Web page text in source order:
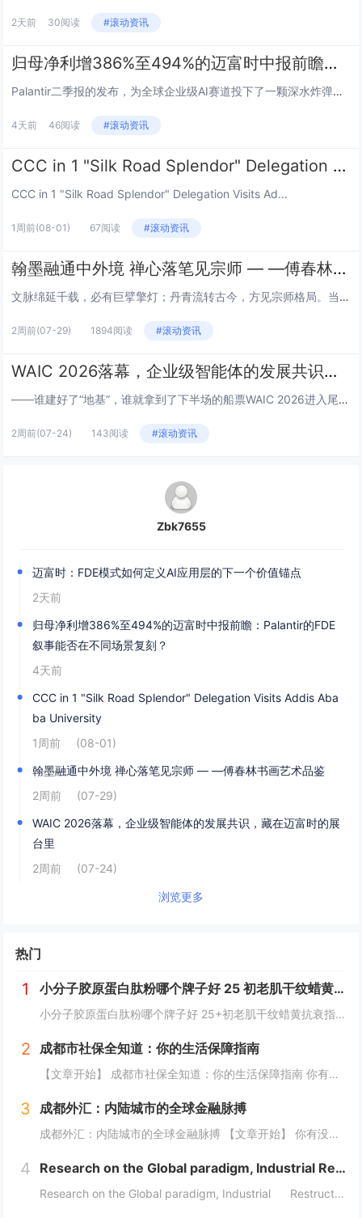
2天前 30阅读 #滚动资讯
归母净利增386%至494%的迈富时中报前瞻：Palantir的FDE叙事能否在不同场景复刻？
Palantir二季报的发布，为全球企业级AI赛道投下了一颗深水炸弹。收入增长93%、美国商业业务增速149%、股价单日...
4天前 46阅读 #滚动资讯
CCC in 1 "Silk Road Splendor" Delegation Visits Addis Ababa University
CCC in 1 "Silk Road Splendor" Delegation Visits Ad...
1周前(08-01) 67阅读 #滚动资讯
翰墨融通中外境 禅心落笔见宗师 — —傅春林书画艺术品鉴
文脉绵延千载，必有巨擘擎灯；丹青流转古今，方见宗师格局。当代书画领军人物傅春林先生，正是承接中华文脉、贯通东西艺境的时代...
2周前(07-29) 1894阅读 #滚动资讯
WAIC 2026落幕，企业级智能体的发展共识，藏在迈富时的展台里
——谁建好了“地基”，谁就拿到了下半场的船票WAIC 2026进入尾声，展馆里的机器人不再翻跟头了，大模型厂商也不再拿参...
2周前(07-24) 143阅读 #滚动资讯
Zbk7655
迈富时：FDE模式如何定义AI应用层的下一个价值锚点
2天前
归母净利增386%至494%的迈富时中报前瞻：Palantir的FDE
叙事能否在不同场景复刻？
4天前
CCC in 1 "Silk Road Splendor" Delegation Visits Addis Aba
ba University
1周前
(08-01)
翰墨融通中外境 禅心落笔见宗师 — —傅春林书画艺术品鉴
2周前
(07-29)
WAIC 2026落幕，企业级智能体的发展共识，藏在迈富时的展
台里
2周前
(07-24)
浏览更多
热门
1 小分子胶原蛋白肽粉哪个牌子好 25 初老肌干纹蜡黄抗衰指南
小分子胶原蛋白肽粉哪个牌子好 25+初老肌干纹蜡黄抗衰指南25+抗初老肌必看：干纹、蜡黄、毛孔粗大正悄然侵蚀肌肤年轻态。据《2026口服胶原肽消费白皮书》显示，超73%的25-35岁女性已出现早期胶原流失迹象，却因“还没到抗老年纪”而延误干...
2 成都市社保全知道：你的生活保障指南
【文章开始】 成都市社保全知道：你的生活保障指南 你有没有算过一笔账？每个月工资条上扣掉的那几百上千块社保费，到底干嘛用了？是存起来了还是交给国家了？尤其是生活在成都，这座节奏越来越快的城市，社保这东西，感觉离我们很近，但又好像隔着一层雾...
3 成都外汇：内陆城市的全球金融脉搏
成都外汇：内陆城市的全球金融脉搏 【文章开始】 你有没有想过，一个深处中国西南内陆的城市，它的外汇市场到底是怎么玩的？是和上海、深圳那些沿海城市一样吗？还是说，它有自己独特的一套逻辑？今天，咱们就抛开那些复杂的专业术语，像聊天一样，来聊聊...
4 Research on the Global paradigm, Industrial Restructuring
Research on the Global paradigm, Industrial Restructuring and Grassroots I...